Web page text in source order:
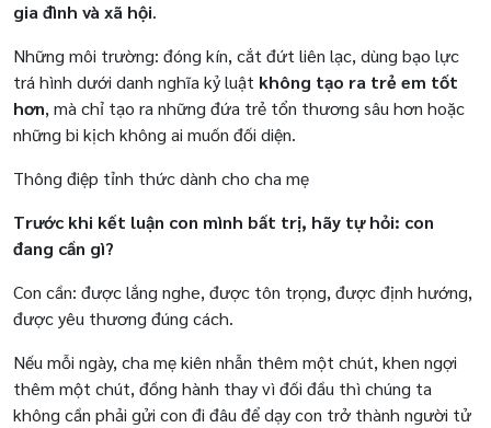
gia đình và xã hội.
Những môi trường: đóng kín, cắt đứt liên lạc, dùng bạo lực
trá hình dưới danh nghĩa kỷ luật không tạo ra trẻ em tốt
hơn, mà chỉ tạo ra những đứa trẻ tổn thương sâu hơn hoặc
những bi kịch không ai muốn đối diện.
Thông điệp tỉnh thức dành cho cha mẹ
Trước khi kết luận con mình bất trị, hãy tự hỏi: con
đang cần gì?
Con cần: được lắng nghe, được tôn trọng, được định hướng,
được yêu thương đúng cách.
Nếu mỗi ngày, cha mẹ kiên nhẫn thêm một chút, khen ngợi
thêm một chút, đồng hành thay vì đối đầu thì chúng ta
không cần phải gửi con đi đâu để dạy con trở thành người tử